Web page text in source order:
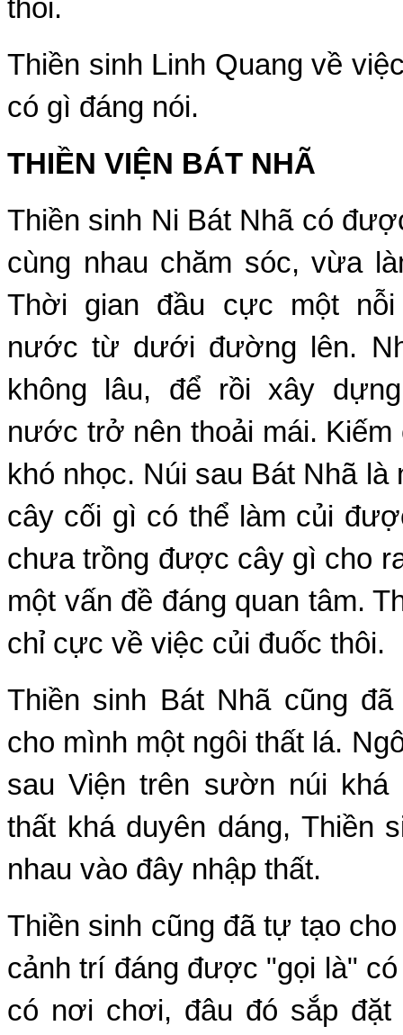
thôi.
Thiền sinh Linh Quang về
có gì đáng nói.
THIỀN VIỆN BÁT NHÃ
Thiền sinh Ni Bát Nhã có
cùng nhau chăm sóc, vừa
Thời gian đầu cực một
nước từ dưới đường lên.
không lâu, để rồi xây
nước trở nên thoải mái. Kiếm
khó nhọc. Núi sau Bát Nhã là
cây cối gì có thể làm củi
chưa trồng được cây gì cho
một vấn đề đáng quan tâm.
chỉ cực về việc củi đuốc thôi.
Thiền sinh Bát Nhã cũng
cho mình một ngôi thất lá.
sau Viện trên sườn núi khá
thất khá duyên dáng, Thiền
nhau vào đây nhập thất.
Thiền sinh cũng đã tự tạo
cảnh trí đáng được "gọi là"
có nơi chơi, đâu đó sắp đặt